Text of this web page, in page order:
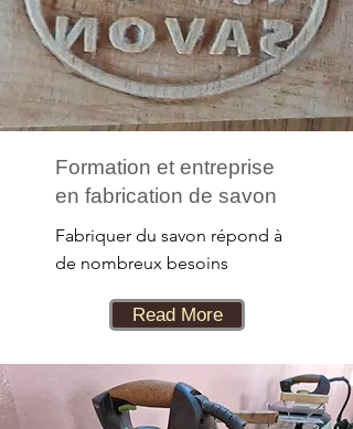
Formation et entreprise
en fabrication de savon
Fabriquer du savon répond à
de nombreux besoins
Read More